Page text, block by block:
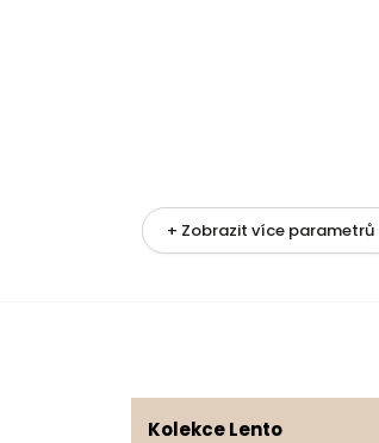
+ Zobrazit více parametrů
Kolekce Lento